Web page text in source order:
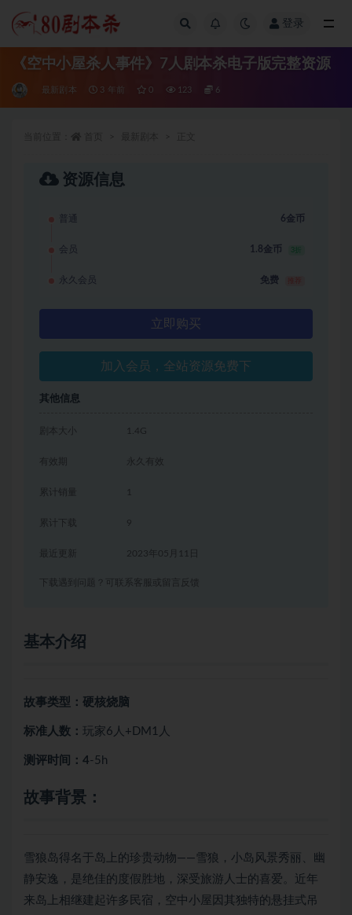
登录
《空中小屋杀人事件》7人剧本杀电子版完整资源
最新剧本 3 年前 0 123 6
资源信息
普通 6金币
会员 1.8金币 3折
永久会员 免费
立即购买
加入会员，全站资源免费下
其他信息
剧本大小 1.4G
有效期 永久有效
累计销量 1
累计下载 9
2023年05月11日
下载遇到问题？可联系客服或留言反馈
基本介绍
故事类型：硬核烧脑
标准人数： 玩家6人+DM1人
测评时间：4-5h
故事背景：
雪狼岛得名于岛上的珍贵动物——雪狼，小岛风景秀丽、幽
静安逸，是绝佳的度假胜地，深受旅游人士的喜爱。近年
来岛上相继建起许多民宿，空中小屋因其独特的悬挂式吊